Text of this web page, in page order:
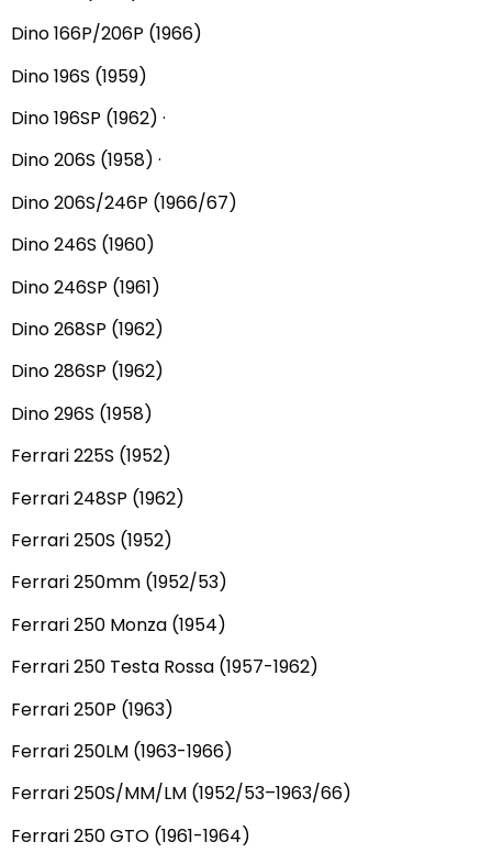
Dino 166P/206P (1966)
Dino 196S (1959)
Dino 196SP (1962) ·
Dino 206S (1958) ·
Dino 206S/246P (1966/67)
Dino 246S (1960)
Dino 246SP (1961)
Dino 268SP (1962)
Dino 286SP (1962)
Dino 296S (1958)
Ferrari 225S (1952)
Ferrari 248SP (1962)
Ferrari 250S (1952)
Ferrari 250mm (1952/53)
Ferrari 250 Monza (1954)
Ferrari 250 Testa Rossa (1957-1962)
Ferrari 250P (1963)
Ferrari 250LM (1963-1966)
Ferrari 250S/MM/LM (1952/53–1963/66)
Ferrari 250 GTO (1961-1964)